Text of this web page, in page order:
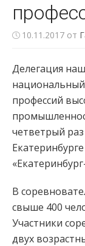
10.11.2017 от
Делегация
профессий
четветрый
В
свыше 400
Участники
двух